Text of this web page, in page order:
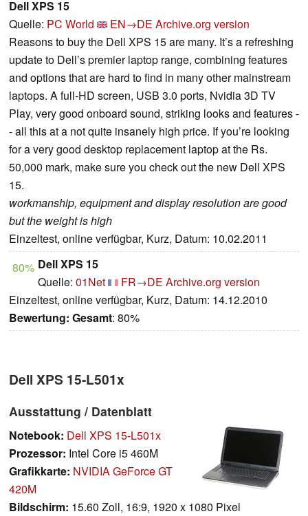
Dell XPS 15
Quelle: PC World EN→DE Archive.org version
Reasons to buy the Dell XPS 15 are many. It’s a refreshing
update to Dell’s premier laptop range, combining features
and options that are hard to find in many other mainstream
laptops. A full-HD screen, USB 3.0 ports, Nvidia 3D TV
Play, very good onboard sound, striking looks and features -
- all this at a not quite insanely high price. If you’re looking
for a very good desktop replacement laptop at the Rs.
50,000 mark, make sure you check out the new Dell XPS
15.
workmanship, equipment and display resolution are good
but the weight is high
Einzeltest, online verfügbar, Kurz, Datum: 10.02.2011
80% Dell XPS 15
Quelle: 01Net FR→DE Archive.org version
Einzeltest, online verfügbar, Kurz, Datum: 14.12.2010
Bewertung: Gesamt: 80%
Dell XPS 15-L501x
Ausstattung / Datenblatt
Notebook: Dell XPS 15-L501x
Prozessor: Intel Core i5 460M
Grafikkarte: NVIDIA GeForce GT
420M
Bildschirm: 15.60 Zoll, 16:9, 1920 x 1080 Pixel